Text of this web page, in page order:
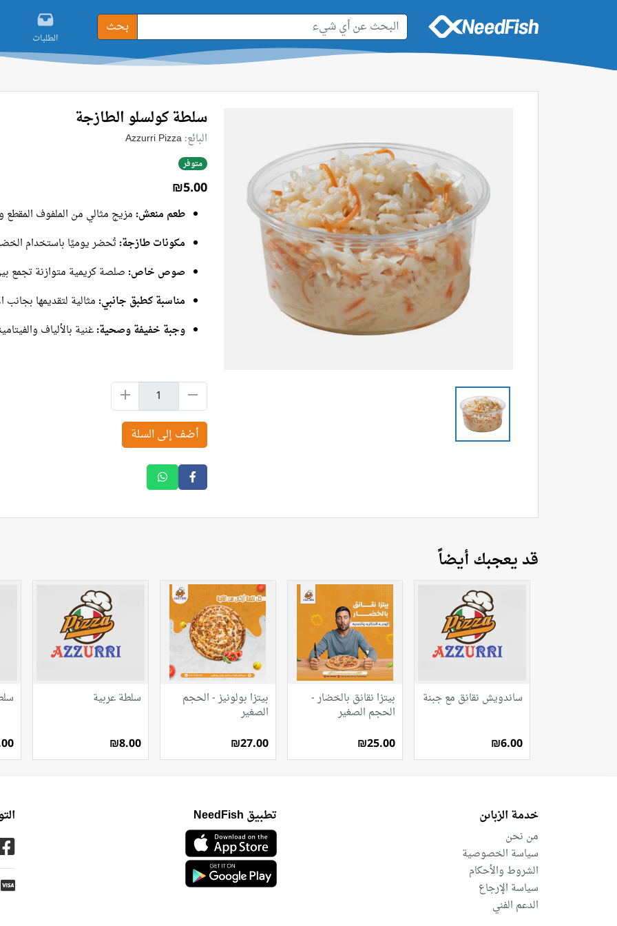
بحث
الطلبات
سلطة كولسلو الطازجة
البائع:Azzurri Pizza
متوفر
₪5.00
طعم منعش: مزيج مثالي من الملفوف
مكونات طازجة:تُحضر يوميًا باستخدام
صوص خاص: صلصة كريمية متوازنة تجمع
مناسبة كطبق جانبي: مثالية لتقديمها بجانب
وجبة خفيفة وصحية:غنية بالألياف
أضف إلى السلة
قد يعجبك أيضاً
ساندويش نقانق مع جبنة
₪6.00
بيتزا نقانق بالخضار -
الحجم الصغير
₪25.00
بيتزا بولونيز - الحجم
الصغير
₪27.00
سلطة عربية
₪8.00
خدمة الزباىن
من نحن
سياسة الخصوصية
الشروط والأحكام
سياسة الإرجاع
الدعم الفني
تطبيق NeedFish